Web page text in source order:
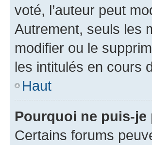
voté, l’auteur peut
Autrement, seuls les
modifier ou le
les intitulés en cours
Haut
Pourquoi ne puis-je
Certains forums